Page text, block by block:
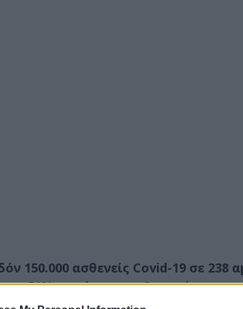
150.000 ασθενείς Covid-19 σε 238
το 51% παχύσαρκοι.Οι παχύσαρκοι
και 8% μεγαλύτερο κίνδυνο